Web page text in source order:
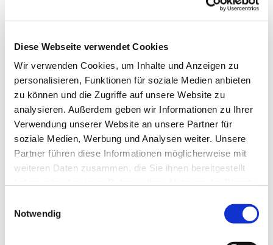
Diese Webseite verwendet Cookies
Wir verwenden Cookies, um Inhalte und Anzeigen zu
personalisieren, Funktionen für soziale Medien anbieten
zu können und die Zugriffe auf unsere Website zu
analysieren. Außerdem geben wir Informationen zu Ihrer
Verwendung unserer Website an unsere Partner für
soziale Medien, Werbung und Analysen weiter. Unsere
Partner führen diese Informationen möglicherweise mit
weiteren Daten zusammen, die Sie ihnen bereitgestellt
Notwendig
Dies könnte Sie auch
interessieren